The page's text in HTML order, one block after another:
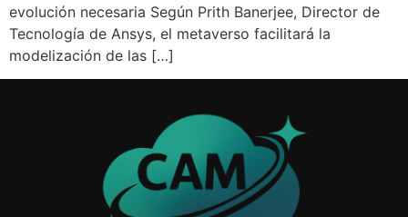
evolución necesaria Según Prith Banerjee, Director de
Tecnología de Ansys, el metaverso facilitará la
modelización de las […]